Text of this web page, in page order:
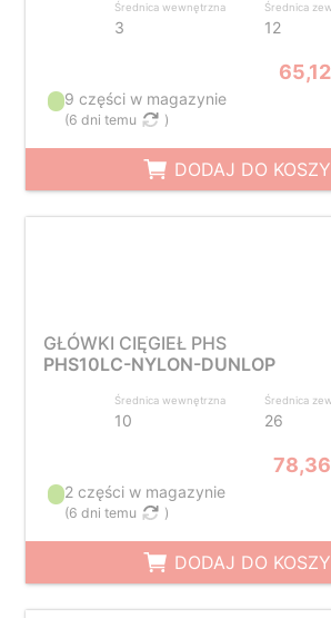
Średnica wewnętrzna
3
Średnica
12
9 części w magazynie
(6 dni temu )
DODAJ DO
GŁÓWKI CIĘGIEŁ PHS
PHS10LC-NYLON-DUNLOP
Średnica wewnętrzna
10
Średnica
26
2 części w magazynie
(6 dni temu )
DODAJ DO